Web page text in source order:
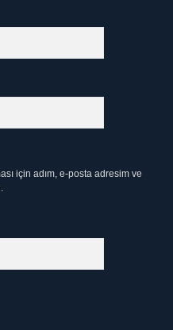
için adım, e-posta adresim ve